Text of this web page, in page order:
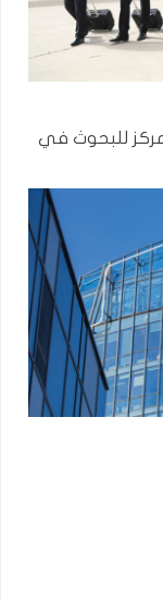
للبحوث في